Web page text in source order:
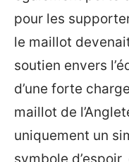
pour les
le maillot
soutien envers
d’une forte
maillot de
uniquement un